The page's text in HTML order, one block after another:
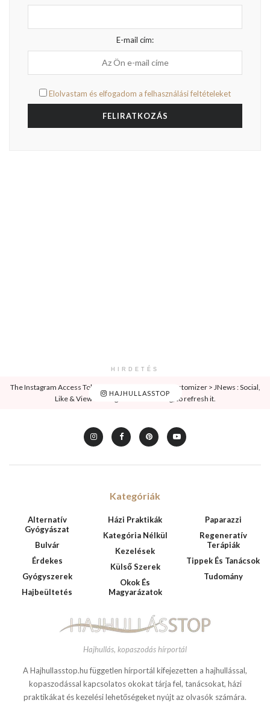
E-mail cím:
Elolvastam és elfogadom a felhasználási feltételeket
HIRDETÉS
HAJHULLASSTOP
The Instagram Access Token is expired, Go to the Customizer > JNews : Social,
Like & View > Instagram Feed Setting, to refresh it.
Kategóriák
Alternatív
Gyógyászat
Bulvár
Érdekes
Gyógyszerek
Hajbeültetés
Házi Praktikák
Kategória Nélkül
Kezelések
Külső Szerek
Okok És
Magyarázatok
Paparazzi
Regeneratív
Terápiák
Tippek És Tanácsok
Tudomány
Hajhullás, kopaszodás hírportál
A Hajhullasstop.hu független hírportál kifejezetten a hajhullással,
kopaszodással kapcsolatos okokat tárja fel, tanácsokat, házi
praktikákat és kezelési lehetőségeket nyújt az olvasók számára.